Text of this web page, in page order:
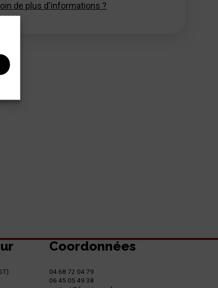
de plus d'informations ?
Coordonnées
04 68 72 04 79
06 45 05 49 38